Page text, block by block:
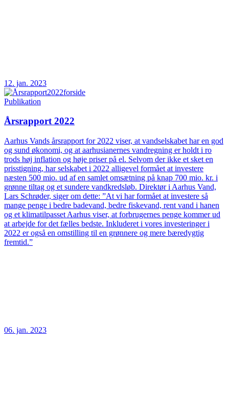
12. jan. 2023
Publikation
Årsrapport 2022
Aarhus Vands årsrapport for 2022 viser, at vandselskabet har en god
og sund økonomi, og at aarhusianernes vandregning er holdt i ro
trods høj inflation og høje priser på el. Selvom der ikke et sket en
prisstigning, har selskabet i 2022 alligevel formået at investere
næsten 500 mio. ud af en samlet omsætning på knap 700 mio. kr. i
grønne tiltag og et sundere vandkredsløb. Direktør i Aarhus Vand,
Lars Schrøder, siger om dette: ”At vi har formået at investere så
mange penge i bedre badevand, bedre fiskevand, rent vand i hanen
og et klimatilpasset Aarhus viser, at forbrugernes penge kommer ud
at arbejde for det fælles bedste. Inkluderet i vores investeringer i
2022 er også en omstilling til en grønnere og mere bæredygtig
fremtid.”
06. jan. 2023